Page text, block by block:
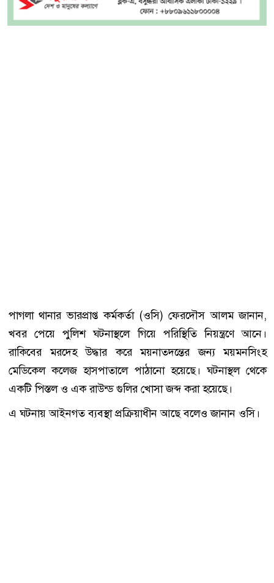
পাগলা থানার ভারপ্রাপ্ত কর্মকর্তা (ওসি) ফেরদৌস আলম জানান,
খবর পেয়ে পুলিশ ঘটনাস্থলে গিয়ে পরিস্থিতি নিয়ন্ত্রণে আনে।
রাকিবের মরদেহ উদ্ধার করে ময়নাতদন্তের জন্য ময়মনসিংহ
মেডিকেল কলেজ হাসপাতালে পাঠানো হয়েছে। ঘটনাস্থল থেকে
একটি পিস্তল ও এক রাউন্ড গুলির খোসা জব্দ করা হয়েছে।
এ ঘটনায় আইনগত ব্যবস্থা প্রক্রিয়াধীন আছে বলেও জানান ওসি।